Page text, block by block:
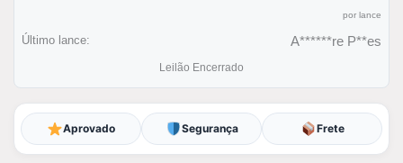
por lance
Último lance: A******re P**es
Leilão Encerrado
Aprovado Segurança Frete